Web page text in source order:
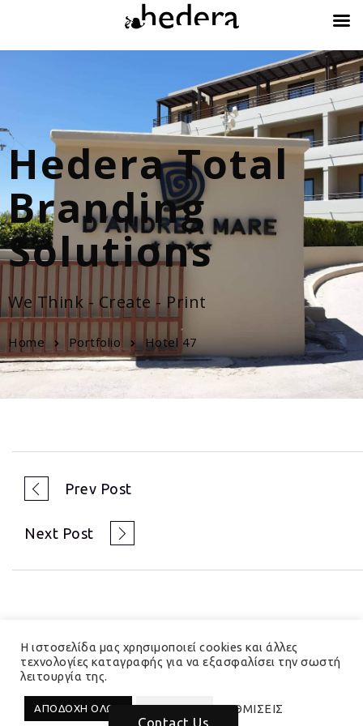
Hedera Total
Branding
Solutions
We Think - Create - Print
Home Portfolio Hotel 47
Prev Post
Next Post
© 2023 Hedera Total Branding Solutions
Η ιστοσελίδα μας χρησιμοποιεί cookies και άλλες
τεχνολογίες καταγραφής για να εξασφαλίσει την σωστή
λειτουργία της.
ΑΠΟΔΟΧΗ ΟΛΩΝ ΑΠΟΡΡΙΨΗ ΡΥΘΜΙΣΕΙΣ